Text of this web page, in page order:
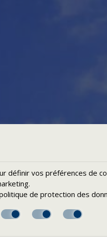
définir vos préférences de
de protection des